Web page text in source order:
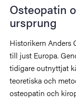
Osteopatin
ursprung
Historikern Anders
till just Europa.
tidigare outnyttjat
teoretiska och
osteopatin och